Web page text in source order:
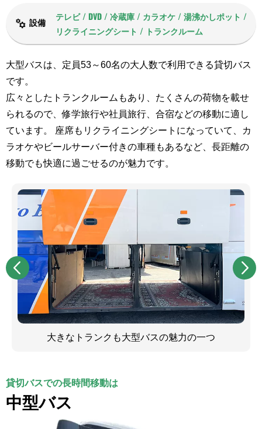
設備
テレビ / DVD / 冷蔵庫 / カラオケ / 湯沸かしポット /
リクライニングシート / トランクルーム
大型バスは、定員53～60名の大人数で利用できる貸切バス
です。
広々としたトランクルームもあり、たくさんの荷物を載せ
られるので、修学旅行や社員旅行、合宿などの移動に適し
ています。 座席もリクライニングシートになっていて、カ
ラオケやビールサーバー付きの車種もあるなど、長距離の
移動でも快適に過ごせるのが魅力です。
大きなトランクも大型バスの魅力の一つ
貸切バスでの長時間移動は
中型バス